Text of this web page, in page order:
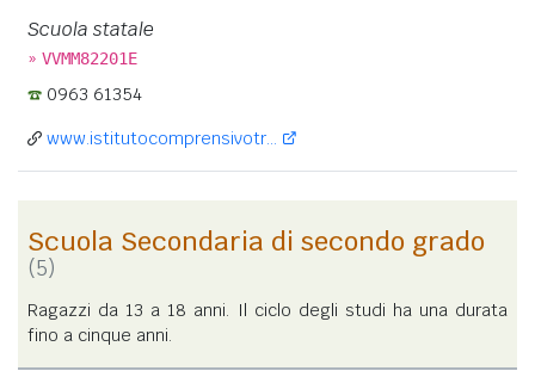
Scuola statale
» VVMM82201E
0963 61354
www.istitutocomprensivotr...
Scuola Secondaria di secondo grado
(5)
Ragazzi da 13 a 18 anni. Il ciclo degli studi ha una durata
fino a cinque anni.